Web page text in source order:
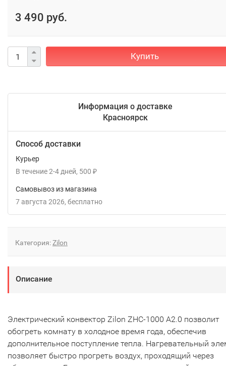
3 490 руб.
Купить
Информация о доставке
Красноярск
Способ доставки
Курьер
В течение2-4 дней 500 ₽
Самовывоз из магазина
7 августа 2026
Бесплатно
Категория:Zilon
Описание
Электрический конвектор Zilon ZHC-1000 А2.0 позволит
обогреть комнату в холодное время года, обеспечив
дополнительное поступление тепла. Нагревательный
позволяет быстро прогреть воздух, проходящий через